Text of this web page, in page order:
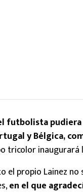
futbolista
y Bélgica,
tricolor
el propio Lainez
en el que